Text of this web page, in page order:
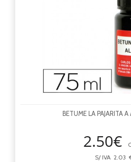
BETUME LA PAJARITA
2.50€
S/ IVA 2.03